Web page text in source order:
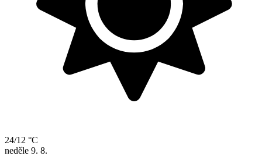
24/12 °C
neděle 9. 8.